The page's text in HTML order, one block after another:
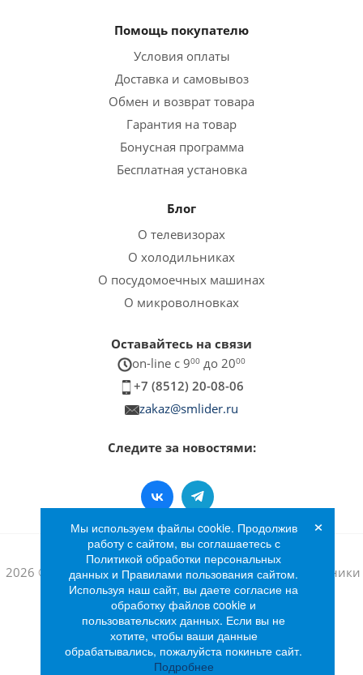
Помощь покупателю
Условия оплаты
Доставка и самовывоз
Обмен и возврат товара
Гарантия на товар
Бонусная программа
Бесплатная установка
Блог
О телевизорах
О холодильниках
О посудомоечных машинах
О микроволновках
Оставайтесь на связи
on-line c 900 до 2000
+7 (8512) 20-08-06
zakaz@smlider.ru
Следите за новостями:
2026 © Интернет-магазин бытовой техники и электроники
«Лидер»
Мы используем файлы cookie. Продолжив
работу с сайтом, вы соглашаетесь с
Политикой обработки персональных
данных и Правилами пользования сайтом.
Используя наш сайт, вы даете согласие на
обработку файлов cookie и
пользовательских данных. Если вы не
хотите, чтобы ваши данные
обрабатывались, пожалуйста покиньте сайт.
Подробнее
×